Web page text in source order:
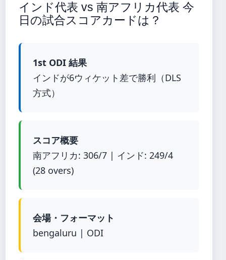
インド代表 vs 南アフリカ代表 今
日の試合スコアカードは？
1st ODI 結果
インドが6ウィケット差で勝利（DLS
方式）
スコア概要
南アフリカ: 306/7 | インド: 249/4
(28 overs)
会場・フォーマット
bengaluru | ODI